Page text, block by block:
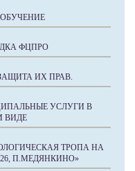
ФЦПРО
ИХ ПРАВ.
УСЛУГИ В
ВИДЕ
ТРОПА НА
П.МЕДЯНКИНО»